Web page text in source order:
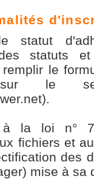
statut
statuts
le
sur le
à la loi n°
fichiers et
des
mise à sa